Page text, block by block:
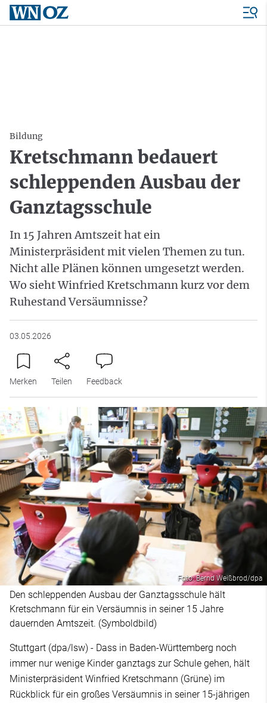
Bildung
Kretschmann bedauert
schleppenden Ausbau der
Ganztagsschule
In 15 Jahren Amtszeit hat ein
Ministerpräsident mit vielen Themen zu tun.
Nicht alle Plänen können umgesetzt werden.
Wo sieht Winfried Kretschmann kurz vor dem
Ruhestand Versäumnisse?
03.05.2026
Merken Teilen Feedback
Foto: Bernd Weißbrod/dpa
Den schleppenden Ausbau der Ganztagsschule hält
Kretschmann für ein Versäumnis in seiner 15 Jahre
dauernden Amtszeit. (Symboldbild)
Stuttgart (dpa/lsw) - Dass in Baden-Württemberg noch
immer nur wenige Kinder ganztags zur Schule gehen, hält
Ministerpräsident Winfried Kretschmann (Grüne) im
Rückblick für ein großes Versäumnis in seiner 15-jährigen